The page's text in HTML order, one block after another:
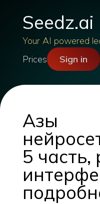
Seedz.ai
Your AI powered
Prices
Sign in
Азы
5